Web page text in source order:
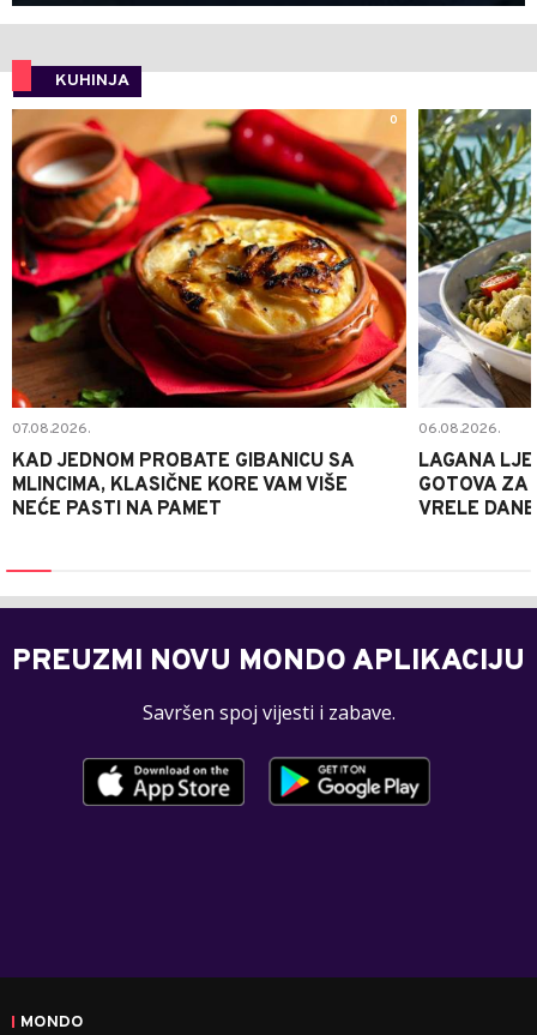
KUHINJA
0
07.08.2026.
KAD JEDNOM PROBATE GIBANICU SA
MLINCIMA, KLASIČNE KORE VAM VIŠE
NEĆE PASTI NA PAMET
06.08.2026.
LAGANA
GOTOVA ZA
VRELE DANE
PREUZMI NOVU MONDO APLIKACIJU
Savršen spoj vijesti i zabave.
MONDO